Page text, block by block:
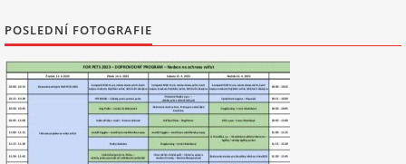
AKCE
SLUŽBY
HISTORIE - 2010 - 2020
POSLEDNÍ FOTOGRAFIE